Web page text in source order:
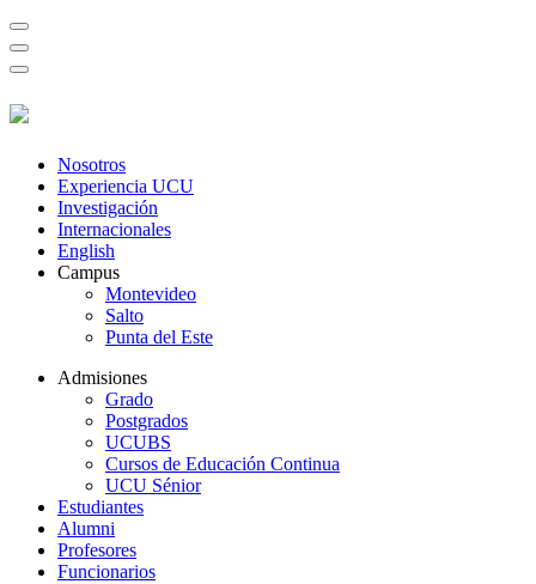
Nosotros
Experiencia UCU
Investigación
Internacionales
English
Campus
Montevideo
Salto
Punta del Este
Admisiones
Grado
Postgrados
UCUBS
Cursos de Educación Continua
UCU Sénior
Estudiantes
Alumni
Profesores
Funcionarios